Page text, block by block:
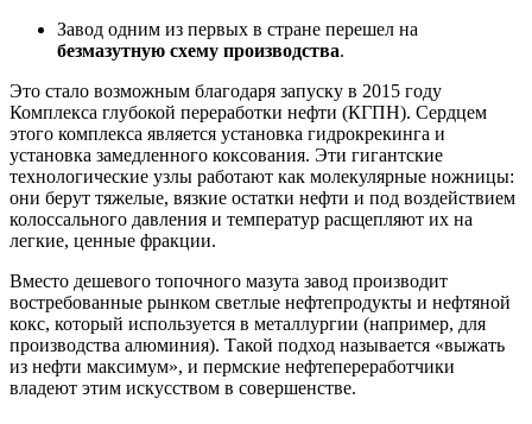
Завод одним из первых в стране перешел на
безмазутную схему производства.
Это стало возможным благодаря запуску в 2015 году
Комплекса глубокой переработки нефти (КГПН). Сердцем
этого комплекса является установка гидрокрекинга и
установка замедленного коксования. Эти гигантские
технологические узлы работают как молекулярные ножницы:
они берут тяжелые, вязкие остатки нефти и под воздействием
колоссального давления и температур расщепляют их на
легкие, ценные фракции.
Вместо дешевого топочного мазута завод производит
востребованные рынком светлые нефтепродукты и нефтяной
кокс, который используется в металлургии (например, для
производства алюминия). Такой подход называется «выжать
из нефти максимум», и пермские нефтепереработчики
владеют этим искусством в совершенстве.